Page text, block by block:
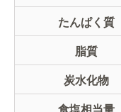
たんぱく質
脂質
炭水化物
食塩相当量